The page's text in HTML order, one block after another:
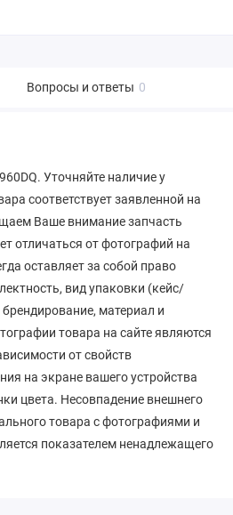
Вопросы и ответы 0
Уточняйте наличие у
соответствует заявленной на
Ваше внимание запчасть
отличаться от фотографий на
оставляет за собой право
вид упаковки (кейс/
материал и
товара на сайте являются
от свойств
на экране вашего устройства
цвета. Несовпадение внешнего
товара с фотографиями и
показателем ненадлежащего